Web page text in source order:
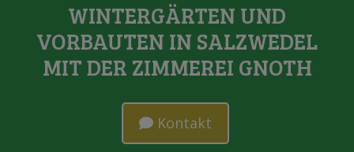
WINTERGÄRTEN UND
VORBAUTEN IN SALZWEDEL
MIT DER ZIMMEREI GNOTH
Kontakt